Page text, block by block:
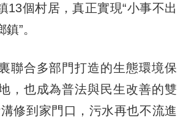
13個村居，真正實現“小事不出
”。
合多部門打造的生態環境保
，也成為普法與民生改善的雙
修到家門口，污水再也不流進